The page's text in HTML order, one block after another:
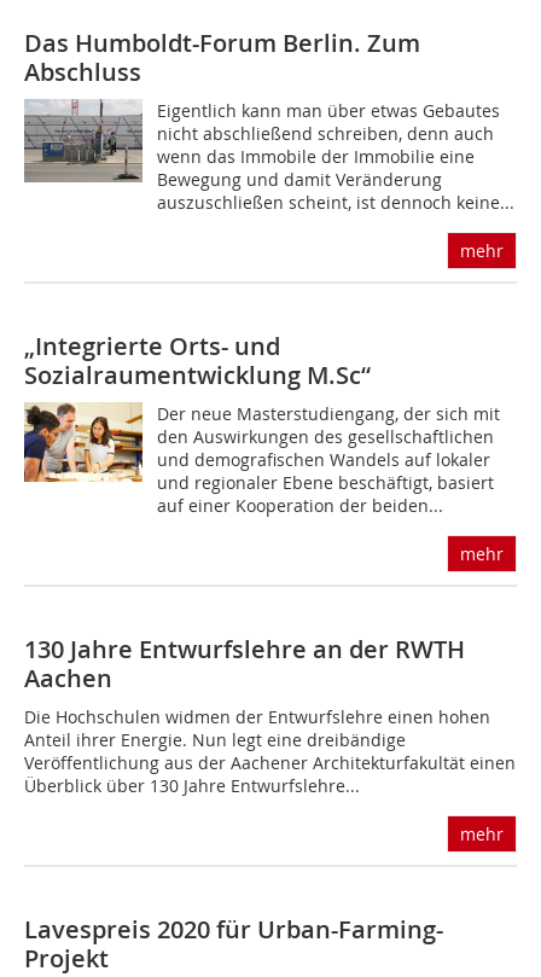
Das Humboldt-Forum Berlin. Zum
Abschluss
Eigentlich kann man über etwas Gebautes
nicht abschließend schreiben, denn auch
wenn das Immobile der Immobilie eine
Bewegung und damit Veränderung
auszuschließen scheint, ist dennoch keine...
mehr
„Integrierte Orts- und
Sozialraumentwicklung M.Sc“
Der neue Masterstudiengang, der sich mit
den Auswirkungen des gesellschaftlichen
und demografischen Wandels auf lokaler
und regionaler Ebene beschäftigt, basiert
auf einer Kooperation der beiden...
mehr
130 Jahre Entwurfslehre an der RWTH
Aachen
Die Hochschulen widmen der Entwurfslehre einen hohen
Anteil ihrer Energie. Nun legt eine dreibändige
Veröffentlichung aus der Aachener Architekturfakultät einen
Überblick über 130 Jahre Entwurfslehre...
mehr
Lavespreis 2020 für ­Urban-Farming-
Projekt